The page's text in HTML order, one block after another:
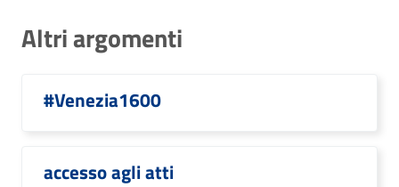
Altri argomenti
#Venezia1600
accesso agli atti